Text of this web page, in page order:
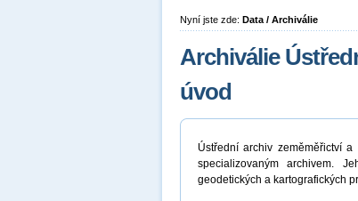
Nyní jste zde: Data / Archiválie
Archiválie
úvod
Ústřední archiv zeměměřictví
specializovaným archivem.
geodetických a kartografických